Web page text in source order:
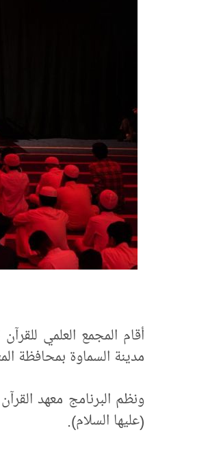
أقام المجمع العلمي
مدينة السماوة بمحافظة
ونظم البرنامج معهد
(عليها السلام).